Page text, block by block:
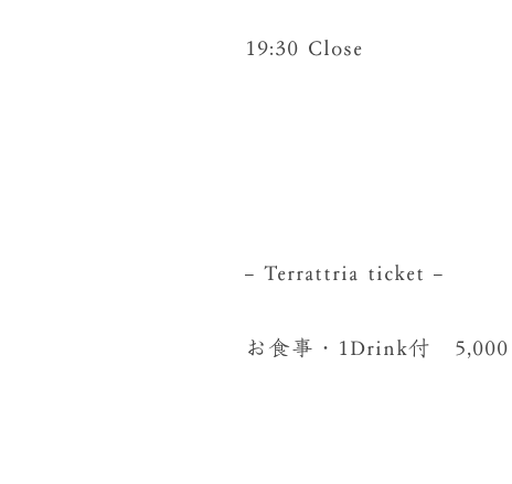
19:30 Close
– Terrattria ticket –
お食事・1Drink付 5,000